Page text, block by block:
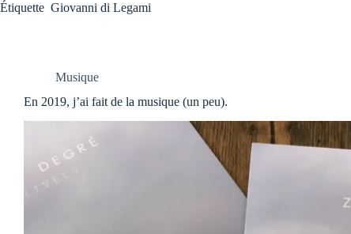
Étiquette Giovanni di Legami
Musique
En 2019, j’ai fait de la musique (un peu).